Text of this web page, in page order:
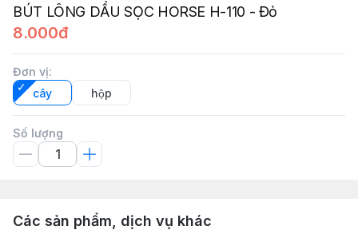
BÚT LÔNG DẦU SỌC HORSE H-110 - Đỏ
8.000đ
Đơn vị:
cây
hộp
Số lượng
Các sản phẩm, dịch vụ khác